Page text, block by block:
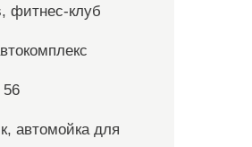
фитнес-клуб
56
автомойка для